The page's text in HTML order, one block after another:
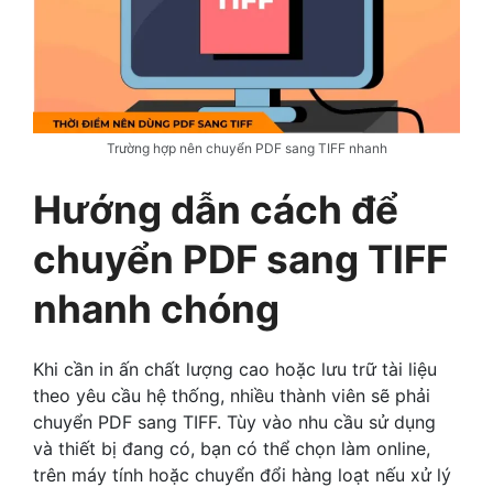
Trường hợp nên chuyển PDF sang TIFF nhanh
Hướng dẫn cách để
chuyển PDF sang TIFF
nhanh chóng
Khi cần in ấn chất lượng cao hoặc lưu trữ tài liệu
theo yêu cầu hệ thống, nhiều thành viên sẽ phải
chuyển PDF sang TIFF. Tùy vào nhu cầu sử dụng
và thiết bị đang có, bạn có thể chọn làm online,
trên máy tính hoặc chuyển đổi hàng loạt nếu xử lý